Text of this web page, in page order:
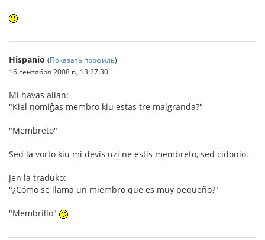
Hispanio (Показать профиль)
16 сентября 2008 г., 13:27:30
Mi havas alian:
"Kiel nomiĝas membro kiu estas tre malgranda?"
"Membreto"
Sed la vorto kiu mi devis uzi ne estis membreto, sed cidonio.
Jen la traduko:
"¿Cómo se llama un miembro que es muy pequeño?"
"Membrillo"